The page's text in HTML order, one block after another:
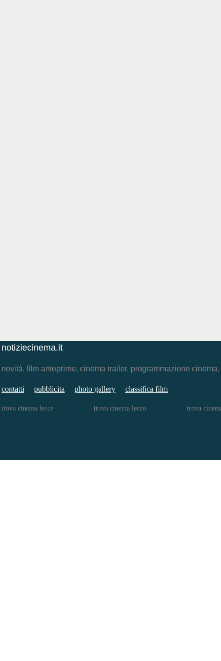
notiziecinema.it
novità, film anteprime, cinema trailer, programmazione
contatti pubblicita photo gallery classifica film
trova cinema lecce trova cinema lecco trova